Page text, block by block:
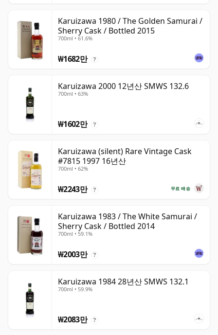
Karuizawa 1980 / The Golden Samurai /
Sherry Cask / Bottled 2015
700ml • 61.6%
₩1682만 ?
Karuizawa 2000 12년산 SMWS 132.6
700ml • 63%
₩1602만 ?
Karuizawa (silent) Rare Vintage Cask
#7815 1997 16년산
700ml • 62%
무료 배송
₩2243만 ?
Karuizawa 1983 / The White Samurai /
Sherry Cask / Bottled 2014
700ml • 59.1%
₩2003만 ?
Karuizawa 1984 28년산 SMWS 132.1
700ml • 59.9%
₩2083만 ?